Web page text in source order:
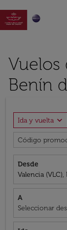

Vuelos
Benín
Ida y vuelta expand_more
Código
Desde
Valencia (VLC),
A
Seleccionar